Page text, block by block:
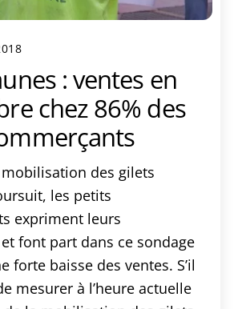
: ventes en
chez 86% des
des gilets
les petits
expriment leurs
font part dans ce sondage
forte baisse des ventes. S’il
mesurer à l’heure actuelle